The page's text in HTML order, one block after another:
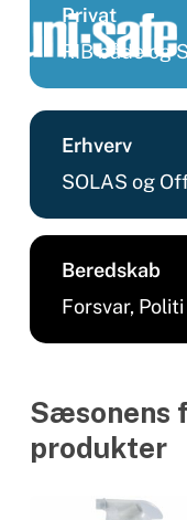
main
Products
search
Privat
RIB både og
Erhverv
SOLAS og
Beredskab
Forsvar,
Sæsonens
produkter